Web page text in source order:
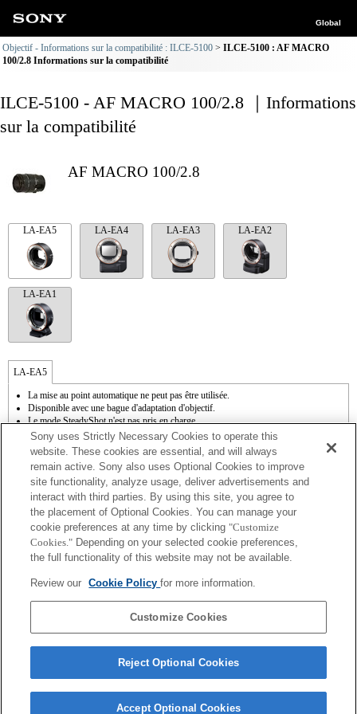
Global
Objectif - Informations sur la compatibilité : ILCE-5100
ILCE-5100 : AF MACRO
100/2.8 Informations sur la compatibilité
ILCE-5100 - AF MACRO 100/2.8 ｜Informations
sur la compatibilité
AF MACRO 100/2.8
LA-EA5 LA-EA4 LA-EA3 LA-EA2
LA-EA1
LA-EA5
La mise au point automatique ne peut pas être utilisée.
Disponible avec une bague d'adaptation d'objectif.
Le mode SteadyShot n'est pas pris en charge.
Le son de fonctionnement du diaphragme est enregistré à l'aide du microphone
interne.
La fonction Photo Creativity [Créativité photo] n'est pas opérationnelle.
Outside the A (Aperture priority), S (Shutter priority), and M (Manual) modes, the
shutter speed and the aperture can not be adjusted during the movie recording.
La fonction [Comp. objectif ] (Compensation de l'objectif) n'est pas opérationnelle.
La fonction " Mise au point automatique à détection de phase " n'est pas
opérationnelle.
En fonction des conditions de prise de vue, il se peut que la luminosité de l'image ne
soit pas uniforme.
Si vous fixez l'objectif à monture A à l'aide de l'adaptateur, la fonction d'aide à la mise
de mise au point. Vous pouvez agrandir l'image en sélectionnant la fonction [Loupe
mise pt] ou [Aide MF] sur n'importe quelle touche de "Réglag. touche perso".
L'obturateur tactile ne fonctionne pas.
Sony uses Strictly Necessary Cookies to operate this
website. These cookies are essential, and will always
remain active. Sony also uses Optional Cookies to improve
site functionality, analyze usage, deliver advertisements and
interact with third parties. By using this site, you agree to
the placement of Optional Cookies. You can manage your
cookie preferences at any time by clicking "Customize
Cookies." Depending on your selected cookie preferences,
the full functionality of this website may not be available.
Review our Cookie Policyfor more information.
Customize Cookies
Reject Optional Cookies
Accept Optional Cookies